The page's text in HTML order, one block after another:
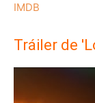
IMDB
Tráiler de